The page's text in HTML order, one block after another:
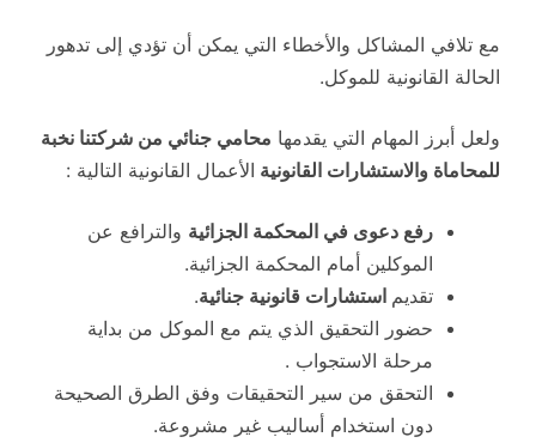
مع تلافي المشاكل والأخطاء التي يمكن أن تؤدي إلى تدهور
الحالة القانونية للموكل.
ولعل أبرز المهام التي يقدمها محامي جنائي من شركتنا نخبة
للمحاماة والاستشارات القانونية الأعمال القانونية التالية :
رفع دعوى في المحكمة الجزائية والترافع عن
الموكلين أمام المحكمة الجزائية.
تقديم استشارات قانونية جنائية.
حضور التحقيق الذي يتم مع الموكل من بداية
مرحلة الاستجواب .
التحقق من سير التحقيقات وفق الطرق الصحيحة
دون استخدام أساليب غير مشروعة.